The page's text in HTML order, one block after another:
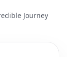
Journey